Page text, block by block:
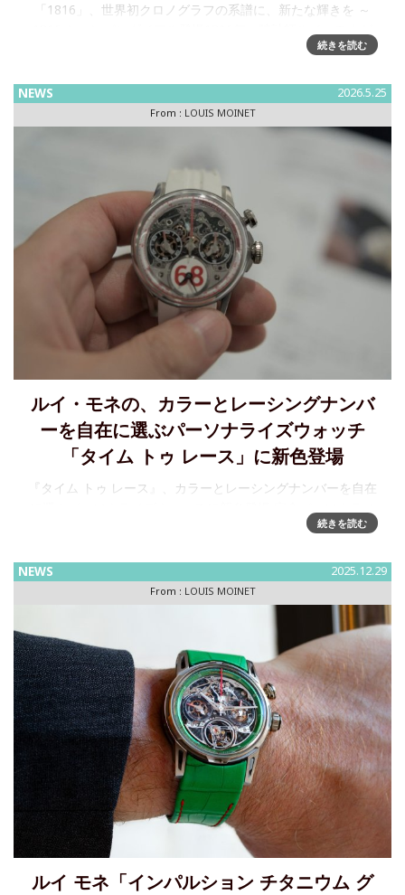
「1816」、世界初クロノグラフの系譜に、新たな輝きを ～
世界初のクロノグラフを完成させました。その歴史的偉業を
続きを読む
NEWS 2026.5.25
From : LOUIS MOINET
ルイ・モネの、カラーとレーシングナンバ
ーを自在に選ぶパーソナライズウォッチ
「タイム トゥ レース」に新色登場
『タイム トゥ レース』、カラーとレーシングナンバーを自在
ズ制を核とするタイム トゥ レースに、新色「「フラッシュ」
決まる―
続きを読む
NEWS 2025.12.29
From : LOUIS MOINET
ルイ モネ「インパルション チタニウム グ